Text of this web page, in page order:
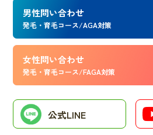
男性問い合わせ
発毛・育毛コース/AGA対策
女性問い合わせ
発毛・育毛コース/FAGA対策
公式LINE